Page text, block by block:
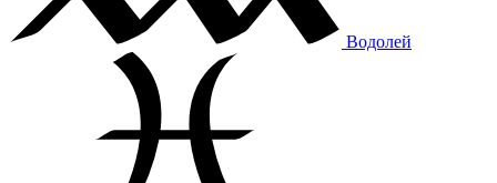
Водолей